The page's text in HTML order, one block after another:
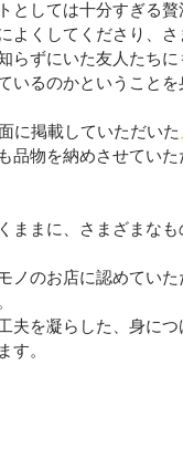
としては十分すぎる
よくしてくださり、
らずにいた友人たち
いるのかということ
に掲載していただいた
品物を納めさせてい
ままに、さまざまな
ノのお店に認めてい
夫を凝らした、身に
す。